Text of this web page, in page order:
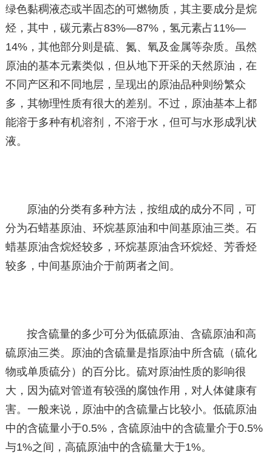
绿色黏稠液态或半固态的可燃物质，其主要成分是烷
烃，其中，碳元素占83%—87%，氢元素占11%—
14%，其他部分则是硫、氮、氧及金属等杂质。虽然
原油的基本元素类似，但从地下开采的天然原油，在
不同产区和不同地层，呈现出的原油品种则纷繁众
多，其物理性质有很大的差别。不过，原油基本上都
能溶于多种有机溶剂，不溶于水，但可与水形成乳状
液。
原油的分类有多种方法，按组成的成分不同，可
分为石蜡基原油、环烷基原油和中间基原油三类。石
蜡基原油含烷烃较多，环烷基原油含环烷烃、芳香烃
较多，中间基原油介于前两者之间。
按含硫量的多少可分为低硫原油、含硫原油和高
硫原油三类。原油的含硫量是指原油中所含硫（硫化
物或单质硫分）的百分比。硫对原油性质的影响很
大，因为硫对管道有较强的腐蚀作用，对人体健康有
害。一般来说，原油中的含硫量占比较小。低硫原油
中的含硫量小于0.5%，含硫原油中的含硫量介于0.5%
与1%之间，高硫原油中的含硫量大于1%。